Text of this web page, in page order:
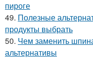
пироге
49. Полезные
продукты выбрать
50. Чем заменить
альтернативы